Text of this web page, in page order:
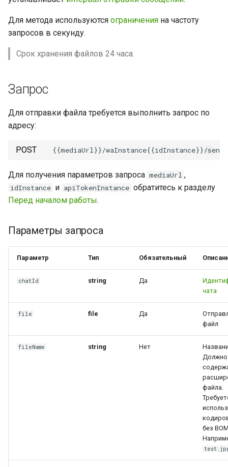
я
о
к
инстанса
Установить настройки
инстанса
Разлогинить инстанс
Установить аватар аккаунта
Обновить токен инстанса
Получить информацию об
Очистить очередь
входящих уведомлений
группу
Удалить участника из
группы
администратора группы
Удалить сообщение
Архивировать чат
Редактировать сообщение
Отправить уведомление
набора текста
Для метода используются ограничения на частоту
запросов в секунду.
Срок хранения файлов 24 часа.
Запрос
Для отправки файла требуется выполнить запрос по
адресу:
POST
Для получения параметров запроса mediaUrl ,
idInstance и apiTokenInstance обратитесь к разделу
Перед началом работы.
Параметры запроса
Параметр Тип Обязательный
chatId string Да
чата
file file Да
файл
fileName string Нет
Должно
файла.
без